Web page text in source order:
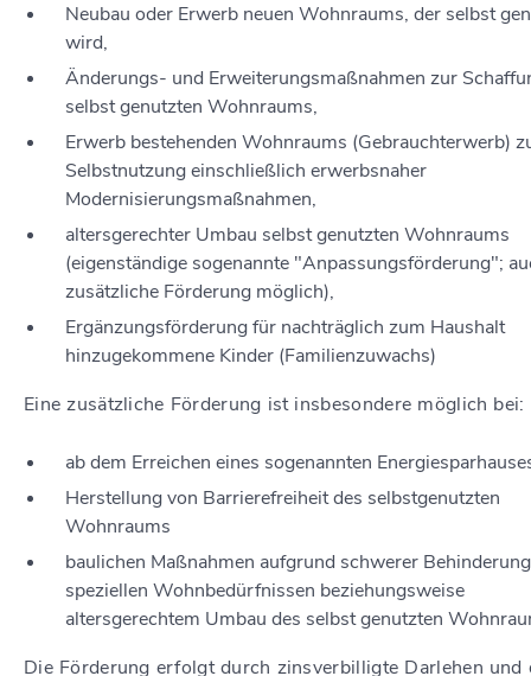
Neubau oder Erwerb neuen Wohnraums, der selbst
wird,
Änderungs- und Erweiterungsmaßnahmen zur
selbst genutzten Wohnraums,
Erwerb bestehenden Wohnraums (Gebrauchterwerb)
Selbstnutzung einschließlich erwerbsnaher
Modernisierungsmaßnahmen,
altersgerechter Umbau selbst genutzten Wohnraums
(eigenständige sogenannte "Anpassungsförderung";
zusätzliche Förderung möglich),
Ergänzungsförderung für nachträglich zum Haushalt
hinzugekommene Kinder (Familienzuwachs)
Eine zusätzliche Förderung ist insbesondere möglich bei:
ab dem Erreichen eines sogenannten
Herstellung von Barrierefreiheit des selbstgenutzten
Wohnraums
baulichen Maßnahmen aufgrund schwerer
speziellen Wohnbedürfnissen beziehungsweise
altersgerechtem Umbau des selbst genutzten
Die Förderung erfolgt durch zinsverbilligte Darlehen und